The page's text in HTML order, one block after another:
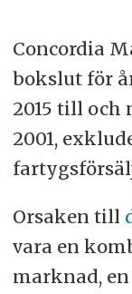
Concordia
bokslut för
2015 till och
2001,
Orsaken till
vara en
marknad,